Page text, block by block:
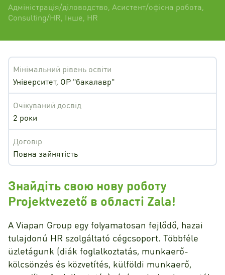
Адміністрація/діловодство Асистент/офісна робота
Consulting/HR Інше HR
Мінімальний рівень освіти
Університет, ОР "бакалавр"
Очікуваний досвід
2 роки
Договір
Повна зайнятість
Знайдіть свою нову роботу
Projektvezető в області Zala!
A Viapan Group egy folyamatosan fejlődő, hazai
tulajdonú HR szolgáltató cégcsoport. Többféle
üzletágunk (diák foglalkoztatás, munkaerő-
kölcsönzés és közvetítés, külföldi munkaerő,